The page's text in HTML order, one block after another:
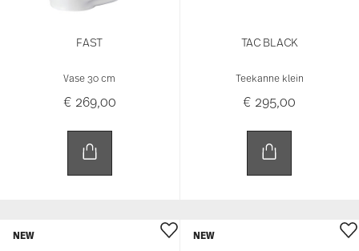
FAST
Vase 30 cm
€ 269,00
TAC BLACK
Teekanne klein
€ 295,00
NEW NEW